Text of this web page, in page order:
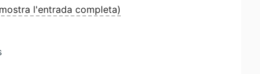
l'entrada completa)